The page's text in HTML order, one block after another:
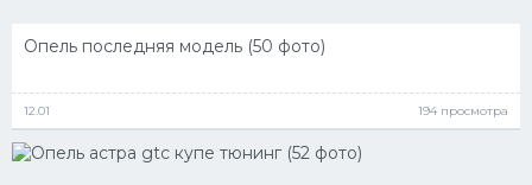
Опель последняя модель (50 фото)
12.01 194 просмотра